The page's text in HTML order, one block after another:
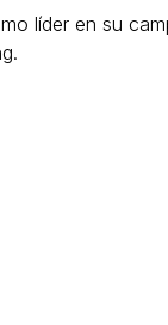
líder en su